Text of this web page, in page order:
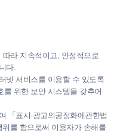
라 지속적이고, 안정적으로
다.
넷 서비스를 이용할 수 있도록
를 위한 보안 시스템을 갖추어
「표시·광고의공정화에관한법
위를 함으로써 이용자가 손해를